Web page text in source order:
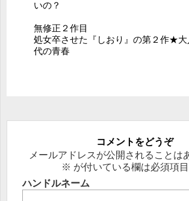
いの？
無修正２作目
処女卒させた『しおり』の第２作★大
代の青春
コメントをどうぞ
メールアドレスが公開されることは
※ が付いている欄は必須項
ハンドルネーム